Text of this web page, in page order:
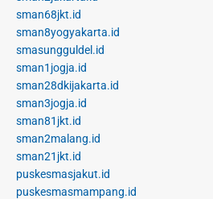
sman68jkt.id
sman8yogyakarta.id
smasungguldel.id
sman1jogja.id
sman28dkijakarta.id
sman3jogja.id
sman81jkt.id
sman2malang.id
sman21jkt.id
puskesmasjakut.id
puskesmasmampang.id